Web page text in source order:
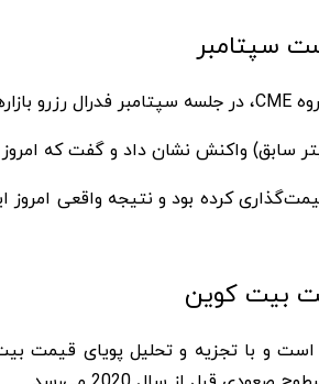
سپتامبر
بیت کوین
قیمت بیت کوین 69000 دلار است و با تجزیه